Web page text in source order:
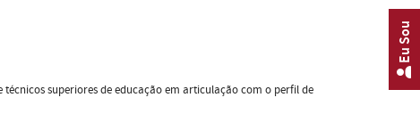
superiores de educação em articulação com o perfil de
Eu Sou